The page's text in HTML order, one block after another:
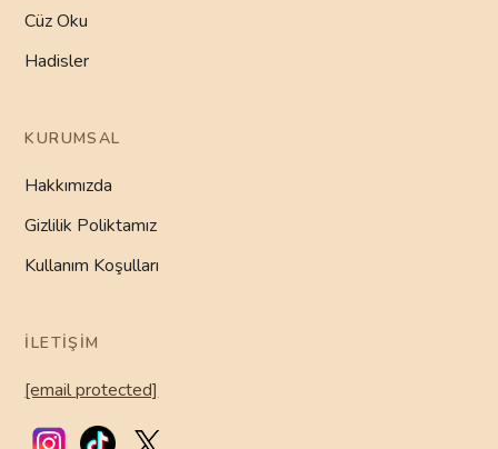
Cüz Oku
Hadisler
KURUMSAL
Hakkımızda
Gizlilik Poliktamız
Kullanım Koşulları
İLETIŞIM
[email protected]